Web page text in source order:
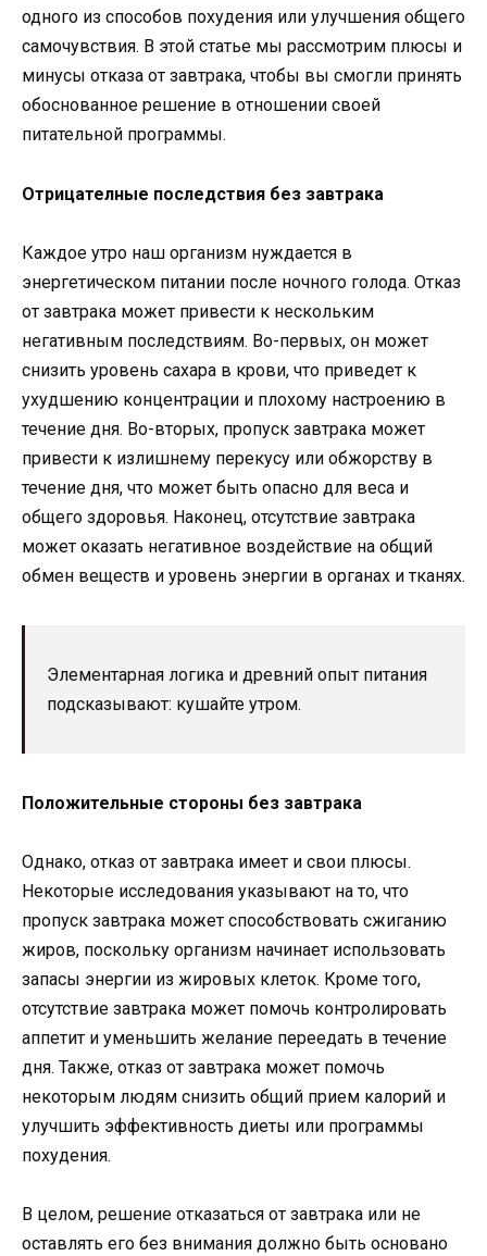
одного из способов похудения или улучшения общего
самочувствия. В этой статье мы рассмотрим плюсы и
минусы отказа от завтрака, чтобы вы смогли принять
обоснованное решение в отношении своей
питательной программы.
Отрицателные последствия без завтрака
Каждое утро наш организм нуждается в
энергетическом питании после ночного голода. Отказ
от завтрака может привести к нескольким
негативным последствиям. Во-первых, он может
снизить уровень сахара в крови, что приведет к
ухудшению концентрации и плохому настроению в
течение дня. Во-вторых, пропуск завтрака может
привести к излишнему перекусу или обжорству в
течение дня, что может быть опасно для веса и
общего здоровья. Наконец, отсутствие завтрака
может оказать негативное воздействие на общий
обмен веществ и уровень энергии в органах и тканях.
Элементарная логика и древний опыт питания
подсказывают: кушайте утром.
Положительные стороны без завтрака
Однако, отказ от завтрака имеет и свои плюсы.
Некоторые исследования указывают на то, что
пропуск завтрака может способствовать сжиганию
жиров, поскольку организм начинает использовать
запасы энергии из жировых клеток. Кроме того,
отсутствие завтрака может помочь контролировать
аппетит и уменьшить желание переедать в течение
дня. Также, отказ от завтрака может помочь
некоторым людям снизить общий прием калорий и
улучшить эффективность диеты или программы
похудения.
В целом, решение отказаться от завтрака или не
оставлять его без внимания должно быть основано